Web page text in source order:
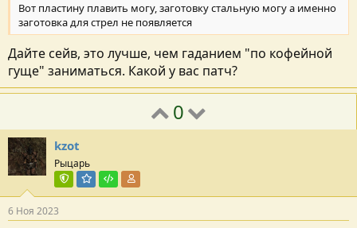
Вот пластину плавить могу, заготовку стальную могу а именно
заготовка для стрел не появляется
Дайте сейв, это лучше, чем гаданием "по кофейной
гуще" заниматься. Какой у вас патч?
0
kzot
Рыцарь
Команда форума
Модератор раздела
Тестировщик
6 Ноя 2023